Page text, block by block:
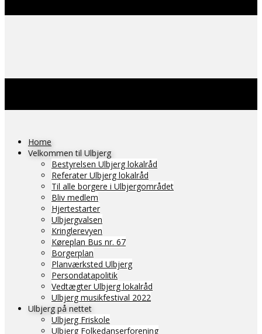
Home
Velkommen til Ulbjerg
Bestyrelsen Ulbjerg lokalråd
Referater Ulbjerg lokalråd
Til alle borgere i Ulbjergområdet
Bliv medlem
Hjertestarter
Ulbjergvalsen
Kringlerevyen
Køreplan Bus nr. 67
Borgerplan
Planværksted Ulbjerg
Persondatapolitik
Vedtægter Ulbjerg lokalråd
Ulbjerg musikfestival 2022
Ulbjerg på nettet
Ulbjerg Friskole
Ulbjerg Folkedanserforening